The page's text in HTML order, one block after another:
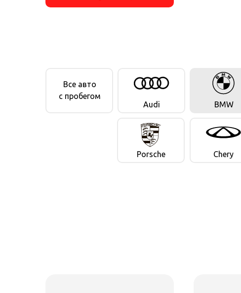
Audi BMW
Все авто
c пробегом
Porsche Chery